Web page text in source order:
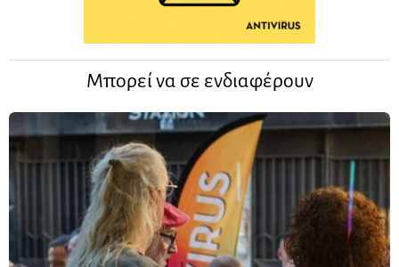
Μπορεί να σε ενδιαφέρουν